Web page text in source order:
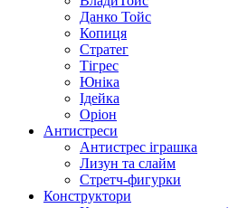
Данко Тойс
Копиця
Стратег
Тігрес
Юніка
Ідейка
Оріон
Антистреси
Антистрес іграшка
Лизун та слайм
Стретч-фигурки
Конструктори